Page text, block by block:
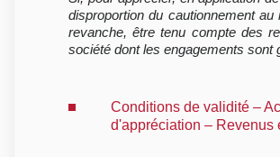
disproportion du cautionnement
revanche, être tenu compte des
société dont les engagements sont
Conditions de validité –
d'appréciation – Revenus